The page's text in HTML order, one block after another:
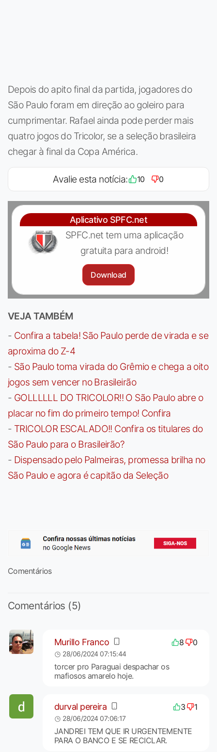
Depois do apito final da partida, jogadores do
São Paulo foram em direção ao goleiro para
cumprimentar. Rafael ainda pode perder mais
quatro jogos do Tricolor, se a seleção brasileira
chegar à final da Copa América.
Avalie esta notícia: 10 0
Aplicativo SPFC.net
SPFC.net tem uma aplicação
gratuita para android!
Download
VEJA TAMBÉM
- Confira a tabela! São Paulo perde de virada e se
aproxima do Z-4
- São Paulo toma virada do Grêmio e chega a oito
jogos sem vencer no Brasileirão
- GOLLLLLL DO TRICOLOR!! O São Paulo abre o
placar no fim do primeiro tempo! Confira
- TRICOLOR ESCALADO!! Confira os titulares do
São Paulo para o Brasileirão?
- Dispensado pelo Palmeiras, promessa brilha no
São Paulo e agora é capitão da Seleção
Comentários
Comentários (5)
Murillo Franco 8 0
28/06/2024 07:15:44
torcer pro Paraguai despachar os
mafiosos amarelo hoje.
durval pereira 3 1
28/06/2024 07:06:17
JANDREI TEM QUE IR URGENTEMENTE
PARA O BANCO E SE RECICLAR.